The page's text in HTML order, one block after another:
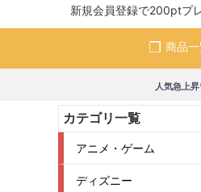
新規会員登録で200ptプ
商品一
人気急上
カテゴリ一覧
アニメ・ゲーム
ディズニー